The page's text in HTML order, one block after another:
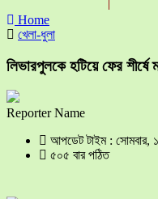
Home
খেলা-ধুলা
লিভারপুলকে হটিয়ে ফের শীর্ষে
Reporter Name
আপডেট টাইম : সোমবার,
৫০৫ বার পঠিত